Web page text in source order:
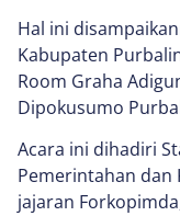
Hal ini
Kabupaten
Room Graha
Dipokusumo
Acara ini dihadiri
Pemerintahan dan
jajaran